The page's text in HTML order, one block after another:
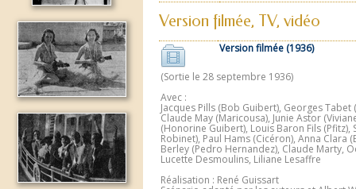
Version filmée, TV, vidéo
Version filmée (1936)
(Sortie le 28 septembre 1936)
Avec :
Jacques Pills (Bob Guibert), Georges Tabet
Claude May (Maricousa), Junie Astor
(Honorine Guibert), Louis Baron Fils (Pfitz),
Robinet), Paul Hams (Cicéron), Anna Clara
Berley (Pedro Hernandez), Claude Marty,
Lucette Desmoulins, Liliane Lesaffre
Réalisation : René Guissart